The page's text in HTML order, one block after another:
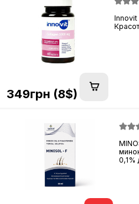
Innovit
349грн (8$)
0,1%